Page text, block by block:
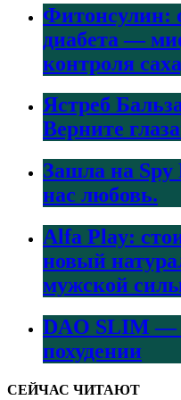
Фитонсулин:
диабета —
контроля
Ястреб
Верните
Зашла на
нас любовь.
Alfa Play:
новый
мужской
DAO SLIM —
похудении
СЕЙЧАС ЧИТАЮТ